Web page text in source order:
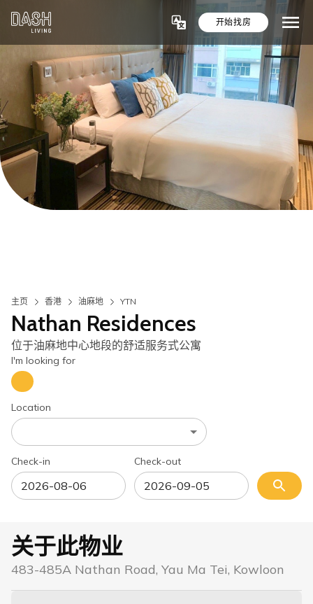
开始找房
主页 香港 油麻地 YTN
Nathan Residences
位于油麻地中心地段的舒适服务式公寓
I'm looking for
Location
Check-in Check-out
关于此物业
483-485A Nathan Road, Yau Ma Tei, Kowloon